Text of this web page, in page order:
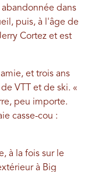
dans
puis, à l'âge de
Cortez et est
et trois ans
VTT et de ski. «
peu importe.
casse-cou :
à la fois sur le
à Big